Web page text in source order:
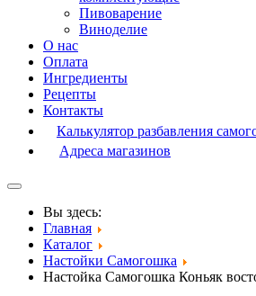
Пивоварение
Виноделие
О нас
Оплата
Ингредиенты
Рецепты
Контакты
Калькулятор разбавления
Адреса магазинов
Вы здесь:
Главная
Каталог
Настойки Самогошка
Настойка Самогошка Коньяк